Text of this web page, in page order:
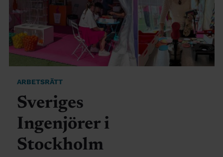
ARBETSRÄTT
Sveriges
Ingenjörer i
Stockholm